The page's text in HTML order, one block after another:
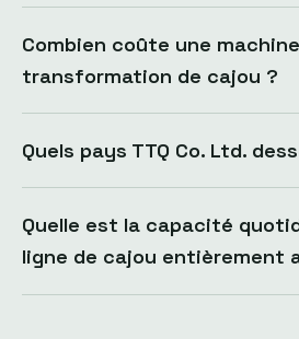
Combien coûte une
transformation de cajou ?
Quels pays TTQ Co. Ltd.
Quelle est la capacité
ligne de cajou entièrement